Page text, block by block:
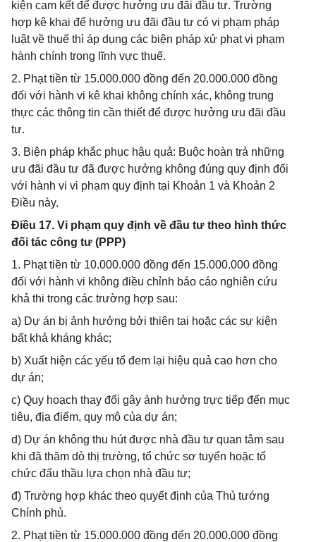
kiện cam kết để được hưởng ưu đãi đầu tư. Trường
hợp kê khai để hưởng ưu đãi đầu tư có vi phạm pháp
luật về thuế thì áp dụng các biện pháp xử phạt vi phạm
hành chính trong lĩnh vực thuế.
2. Phạt tiền từ 15.000.000 đồng đến 20.000.000 đồng
đối với hành vi kê khai không chính xác, không trung
thực các thông tin cần thiết để được hưởng ưu đãi đầu
tư.
3. Biện pháp khắc phục hậu quả: Buộc hoàn trả những
ưu đãi đầu tư đã được hưởng không đúng quy định đối
với hành vi vi phạm quy định tại Khoản 1 và Khoản 2
Điều này.
Điều 17. Vi phạm quy định về đầu tư theo hình thức
đối tác công tư (PPP)
1. Phạt tiền từ 10.000.000 đồng đến 15.000.000 đồng
đối với hành vi không điều chỉnh báo cáo nghiên cứu
khả thi trong các trường hợp sau:
a) Dự án bị ảnh hưởng bởi thiên tai hoặc các sự kiện
bất khả kháng khác;
b) Xuất hiện các yếu tố đem lại hiệu quả cao hơn cho
dự án;
c) Quy hoạch thay đổi gây ảnh hưởng trực tiếp đến mục
tiêu, địa điểm, quy mô của dự án;
d) Dự án không thu hút được nhà đầu tư quan tâm sau
khi đã thăm dò thị trường, tổ chức sơ tuyển hoặc tổ
chức đấu thầu lựa chọn nhà đầu tư;
đ) Trường hợp khác theo quyết định của Thủ tướng
Chính phủ.
2. Phạt tiền từ 15.000.000 đồng đến 20.000.000 đồng